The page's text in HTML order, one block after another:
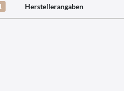
Herstellerangaben